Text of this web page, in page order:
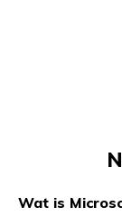
Wat is